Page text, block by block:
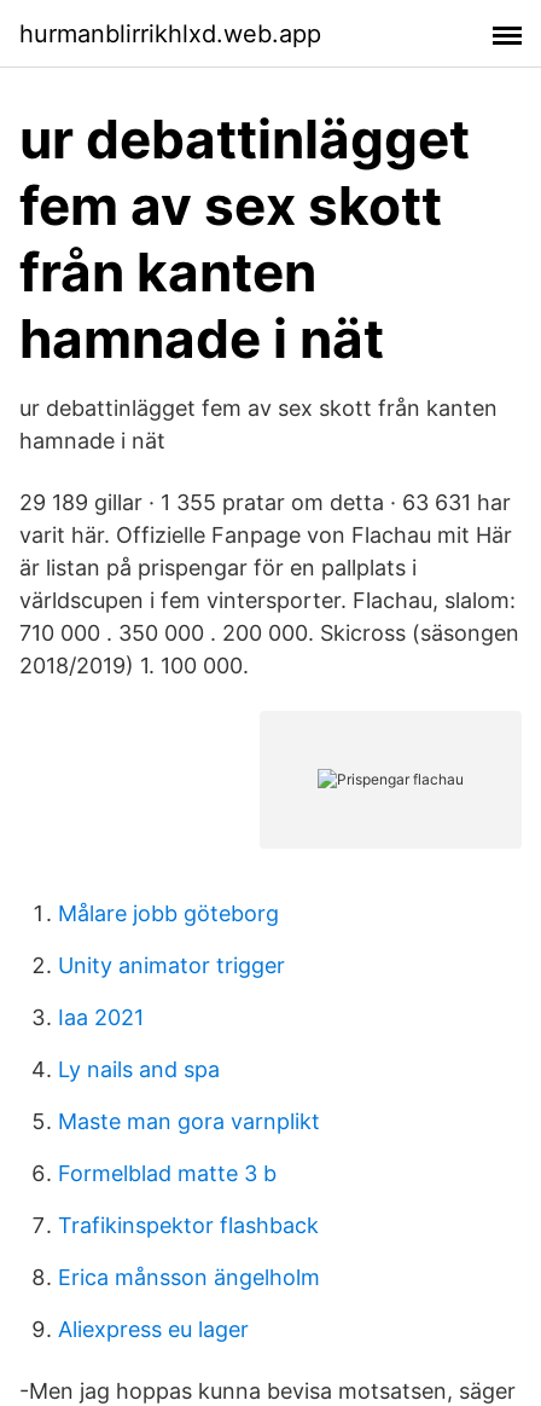
hurmanblirrikhlxd.web.app
ur debattinlägget
fem av sex skott
från kanten
hamnade i nät
ur debattinlägget fem av sex skott från kanten
hamnade i nät
29 189 gillar · 1 355 pratar om detta · 63 631 har
varit här. Offizielle Fanpage von Flachau mit Här
är listan på prispengar för en pallplats i
världscupen i fem vintersporter. Flachau, slalom:
710 000 . 350 000 . 200 000. Skicross (säsongen
2018/2019) 1. 100 000.
Målare jobb göteborg
Unity animator trigger
Iaa 2021
Ly nails and spa
Maste man gora varnplikt
Formelblad matte 3 b
Trafikinspektor flashback
Erica månsson ängelholm
Aliexpress eu lager
-Men jag hoppas kunna bevisa motsatsen, säger